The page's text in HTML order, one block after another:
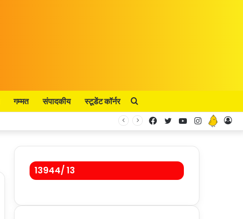
गम्मत संपादकीय स्टूडेंट कॉर्नर
for Instagram
YouTube
Twitter
Facebook
13944/ 13